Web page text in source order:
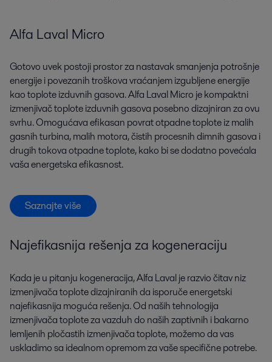
Alfa Laval Micro
Gotovo uvek postoji prostor za nastavak smanjenja potrošnje
energije i povezanih troškova vraćanjem izgubljene energije
kao toplote izduvnih gasova. Alfa Laval Micro je kompaktni
izmenjivač toplote izduvnih gasova posebno dizajniran za ovu
svrhu. Omogućava efikasan povrat otpadne toplote iz malih
gasnih turbina, malih motora, čistih procesnih dimnih gasova i
drugih tokova otpadne toplote, kako bi se dodatno povećala
vaša energetska efikasnost.
Saznajte više
Najefikasnija rešenja za kogeneraciju
Kada je u pitanju kogeneracija, Alfa Laval je razvio čitav niz
izmenjivača toplote dizajniranih da isporuče energetski
najefikasnija moguća rešenja. Od naših tehnologija
izmenjivača toplote za vazduh do naših zaptivnih i bakarno
lemljenih pločastih izmenjivača toplote, možemo da vas
uskladimo sa idealnom opremom za vaše specifične potrebe.